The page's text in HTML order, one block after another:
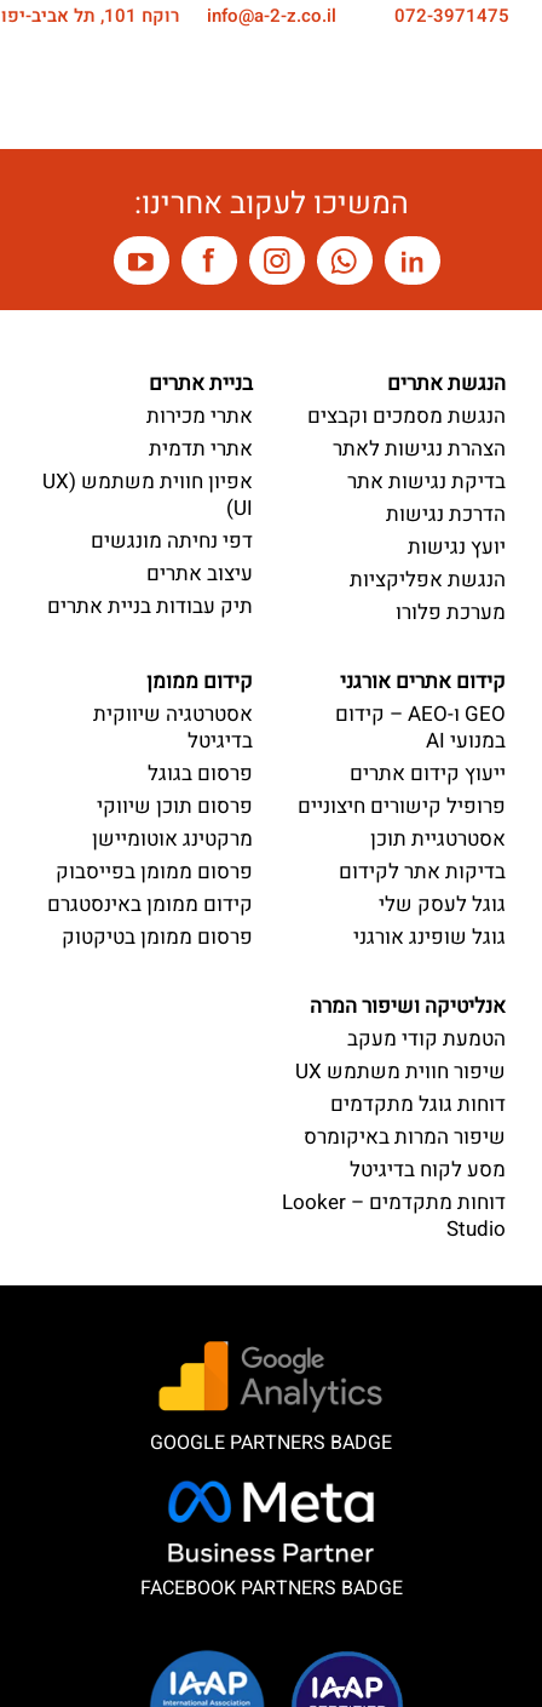
072-3971475
info@a-2-z.co.il רוקח 101, תל אביב-יפו
המשיכו לעקוב אחרינו:
הנגשת אתרים
הנגשת מסמכים וקבצים
הצהרת נגישות לאתר
בדיקת נגישות אתר
הדרכת נגישות
יועץ נגישות
הנגשת אפליקציות
מערכת פלורו
בניית אתרים
אתרי מכירות
אתרי תדמית
אפיון חווית משתמש (UX
UI)
דפי נחיתה מונגשים
עיצוב אתרים
תיק עבודות בניית אתרים
קידום אתרים אורגני
GEO ו-AEO – קידום
במנועי AI
ייעוץ קידום אתרים
פרופיל קישורים חיצוניים
אסטרטגיית תוכן
בדיקות אתר לקידום
גוגל לעסק שלי
גוגל שופינג אורגני
קידום ממומן
אסטרטגיה שיווקית
בדיגיטל
פרסום בגוגל
פרסום תוכן שיווקי
מרקטינג אוטומיישן
פרסום ממומן בפייסבוק
קידום ממומן באינסטגרם
פרסום ממומן בטיקטוק
אנליטיקה ושיפור המרה
הטמעת קודי מעקב
שיפור חווית משתמש UX
דוחות גוגל מתקדמים
שיפור המרות באיקומרס
מסע לקוח בדיגיטל
דוחות מתקדמים – Looker
Studio
GOOGLE PARTNERS BADGE
FACEBOOK PARTNERS BADGE